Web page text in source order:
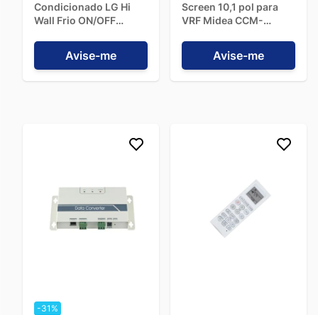
Condicionado LG Hi
Wall Frio ON/OFF
Avise-me
Screen 10,1 pol para
VRF Midea CCM-
Avise-me
-31%